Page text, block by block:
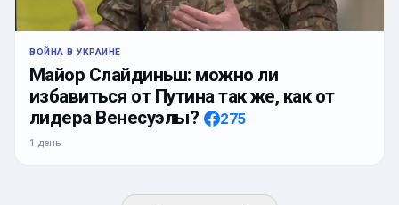
ВОЙНА В УКРАИНЕ
Майор Слайдиньш: можно ли
избавиться от Путина так же, как от
лидера Венесуэлы?
275
1 день